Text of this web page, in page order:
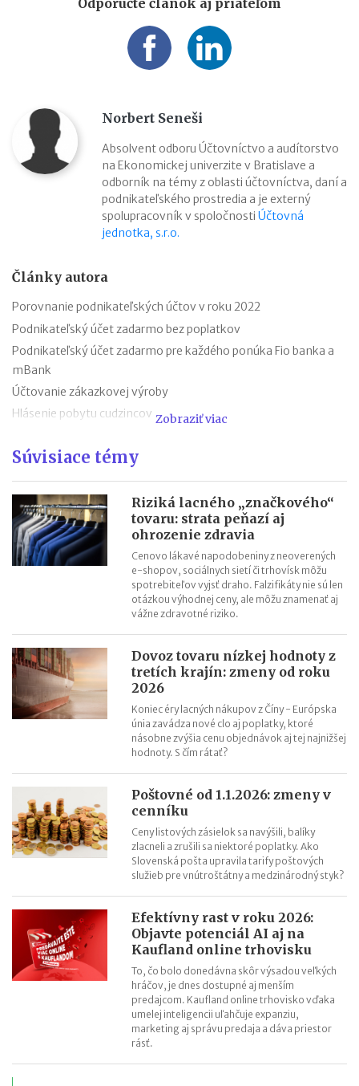
Norbert Seneši
Absolvent odboru Účtovníctvo a audítorstvo
na Ekonomickej univerzite v Bratislave a
odborník na témy z oblasti účtovníctva, daní a
podnikateľského prostredia a je externý
spolupracovník v spoločnosti Účtovná
jednotka, s.r.o.
Články autora
Porovnanie podnikateľských účtov v roku 2022
Podnikateľský účet zadarmo bez poplatkov
Podnikateľský účet zadarmo pre každého ponúka Fio banka a
mBank
Účtovanie zákazkovej výroby
Hlásenie pobytu cudzincov
Cestovné náhrady pri elektromobiloch
Odpisovanie elektromobilov a elektrobicyklov
Kontroly v oblasti registratúry
Registratúrny plán a registratúrny poriadok
Zobraziť viac
Súvisiace témy
Riziká lacného „značkového“
tovaru: strata peňazí aj
ohrozenie zdravia
Cenovo lákavé napodobeniny z neoverených
e-shopov, sociálnych sietí či trhovísk môžu
spotrebiteľov vyjsť draho. Falzifikáty nie sú len
otázkou výhodnej ceny, ale môžu znamenať aj
vážne zdravotné riziko.
Dovoz tovaru nízkej hodnoty z
tretích krajín: zmeny od roku
2026
Koniec éry lacných nákupov z Číny - Európska
únia zavádza nové clo aj poplatky, ktoré
násobne zvýšia cenu objednávok aj tej najnižšej
hodnoty. S čím rátať?
Poštovné od 1.1.2026: zmeny v
cenníku
Ceny listových zásielok sa navýšili, balíky
zlacneli a zrušili sa niektoré poplatky. Ako
Slovenská pošta upravila tarify poštových
služieb pre vnútroštátny a medzinárodný styk?
Efektívny rast v roku 2026:
Objavte potenciál AI aj na
Kaufland online trhovisku
To, čo bolo donedávna skôr výsadou veľkých
hráčov, je dnes dostupné aj menším
predajcom. Kaufland online trhovisko vďaka
umelej inteligencii uľahčuje expanziu,
marketing aj správu predaja a dáva priestor
rásť.